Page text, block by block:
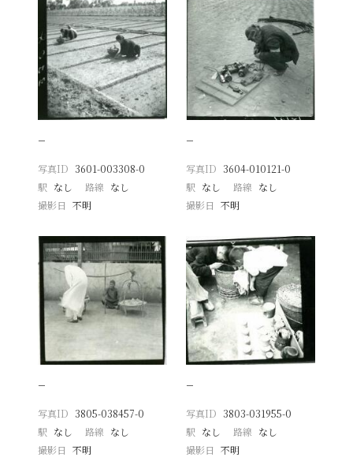
−
写真ID 3601-003308-0
駅 なし 路線 なし
撮影日
不明
−
写真ID 3604-010121-0
駅 なし 路線 なし
撮影日 不明
−
写真ID 3805-038457-0
駅 なし 路線 なし
撮影日
不明
−
写真ID 3803-031955-0
駅 なし 路線 なし
撮影日 不明